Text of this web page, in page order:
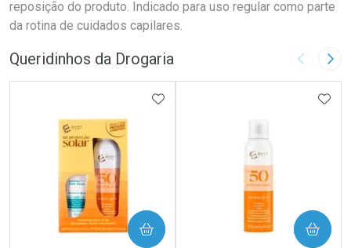
reposição do produto. Indicado para uso regular como parte
da rotina de cuidados capilares.
Queridinhos da Drogaria Imagem
ADICIONAR AOS FAVORITOS
COMPRAR COMPRAR